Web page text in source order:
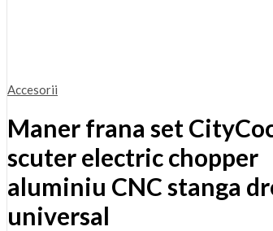
Accesorii
Maner frana set
scuter electric chopper
aluminiu CNC stanga
universal